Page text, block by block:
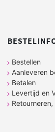
Bestellen
Aanleveren
Betalen
Levertijd en